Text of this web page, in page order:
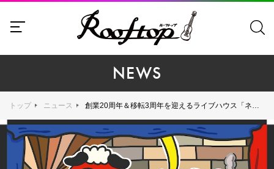
NEWS
トップ ニュース 創業20周年＆移転3周年を迎えるライブハウス「ネイキッドロフト横浜」のキービジュアルを絵恋ちゃんが担当！ 相棒・オシマイくんをフィーチャーした「俺たちのネイキッド」を描写！（絵恋ちゃんコメントあり）